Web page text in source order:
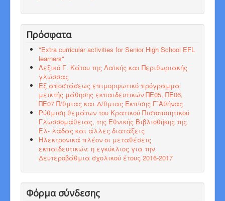
Πρόσφατα
"Εxtra curricular activities for Senior High School EFL
learners"
Λεξικό Γ. Κάτου της Λαϊκής και Περιθωριακής
γλώσσας
Εξ αποστάσεως επιμορφωτικό πρόγραμμα
μεικτής μάθησης εκπαιδευτικών ΠΕ05, ΠΕ06,
ΠΕ07 Π/θμιας και Δ/θμιας Εκπ/σης Γ΄Αθήνας
Ρύθμιση θεμάτων του Κρατικού Πιστοποιητικού
Γλωσσομάθειας, της Εθνικής Βιβλιοθήκης της
Ελ- λάδας και άλλες διατάξεις
Ηλεκτρονικά πλέον οι μεταθέσεις
εκπαιδευτικών: η εγκύκλιος για την
Δευτεροβάθμια σχολικού έτους 2016-2017
Φόρμα σύνδεσης